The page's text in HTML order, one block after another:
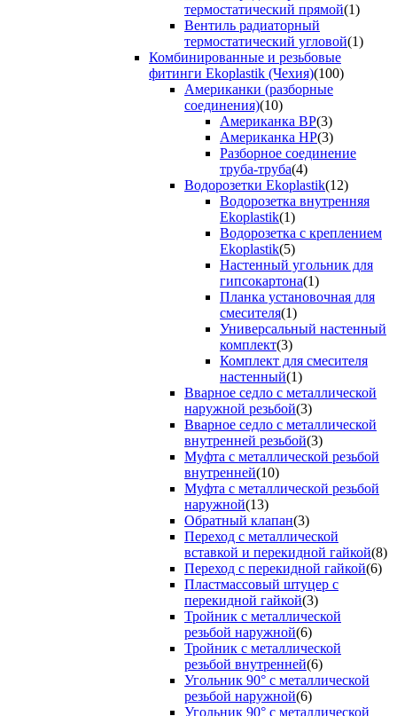
термостатический прямой(1)
Вентиль радиаторный
термостатический угловой(1)
Комбинированные и резьбовые
фитинги Ekoplastik (Чехия)(100)
Американки (разборные
соединения)(10)
Американка ВР(3)
Американка НР(3)
Разборное соединение
труба-труба(4)
Водорозетки Ekoplastik(12)
Водорозетка внутренняя
Ekoplastik(1)
Водорозетка с креплением
Ekoplastik(5)
Настенный угольник для
гипсокартона(1)
Планка установочная для
смесителя(1)
Универсальный настенный
комплект(3)
Комплект для смесителя
настенный(1)
Вварное седло с металлической
наружной резьбой(3)
Вварное седло с металлической
внутренней резьбой(3)
Муфта с металлической резьбой
внутренней(10)
Муфта с металлической резьбой
наружной(13)
Обратный клапан(3)
Переход с металлической
вставкой и перекидной гайкой(8)
Переход с перекидной гайкой(6)
Пластмассовый штуцер с
перекидной гайкой(3)
Тройник с металлической
резьбой наружной(6)
Тройник с металлической
резьбой внутренней(6)
Угольник 90° с металлической
резьбой наружной(6)
Угольник 90° с металлической